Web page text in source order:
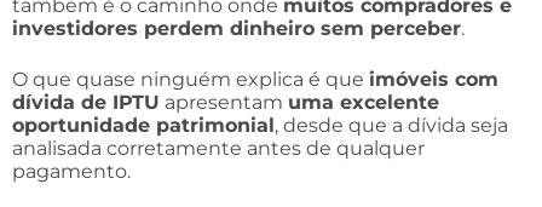
também é o caminho onde muitos compradores e
investidores perdem dinheiro sem perceber.
O que quase ninguém explica é que imóveis com
dívida de IPTU apresentam uma excelente
oportunidade patrimonial, desde que a dívida seja
analisada corretamente antes de qualquer
pagamento.